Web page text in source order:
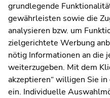
Montag, 18.5.2026
Literarische
Moodle
UNIGRAZonline
Impressum
Datenschutzerklärung
Cookie-Einstellungen
Barrierefreiheitserklärung
grundlegende
gewährleisten sowie die
analysieren bzw. um
zielgerichtete Werbung
nötig Informationen an die
weiterzugeben. Mit dem
akzeptieren“ willigen Sie
ein. Individuelle